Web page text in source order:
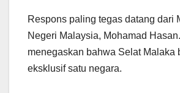
Respons paling tegas datang dari
Negeri Malaysia, Mohamad
menegaskan bahwa Selat Malaka
eksklusif satu negara.